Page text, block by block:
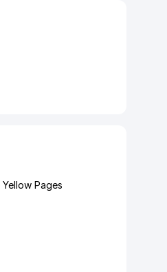
Pages